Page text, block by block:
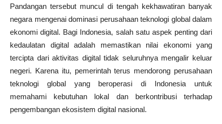
Pandangan tersebut muncul di tengah kekhawatiran banyak
negara mengenai dominasi perusahaan teknologi global dalam
ekonomi digital. Bagi Indonesia, salah satu aspek penting dari
kedaulatan digital adalah memastikan nilai ekonomi yang
tercipta dari aktivitas digital tidak seluruhnya mengalir keluar
negeri. Karena itu, pemerintah terus mendorong perusahaan
teknologi global yang beroperasi di Indonesia untuk
memahami kebutuhan lokal dan berkontribusi terhadap
pengembangan ekosistem digital nasional.